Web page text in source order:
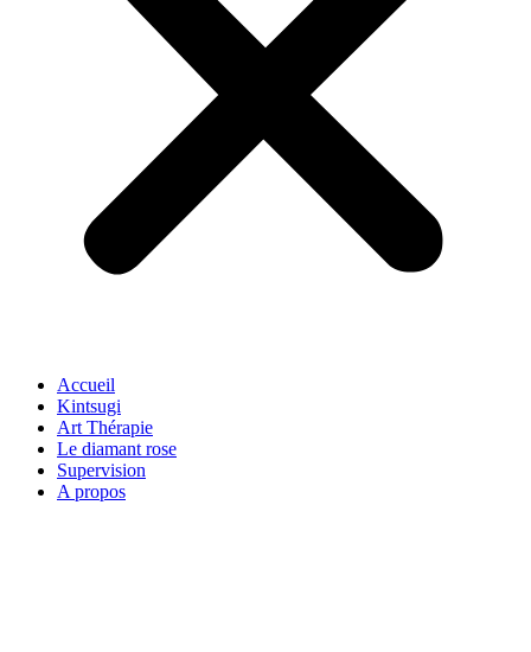
Accueil
Kintsugi
Art Thérapie
Le diamant rose
Supervision
A propos